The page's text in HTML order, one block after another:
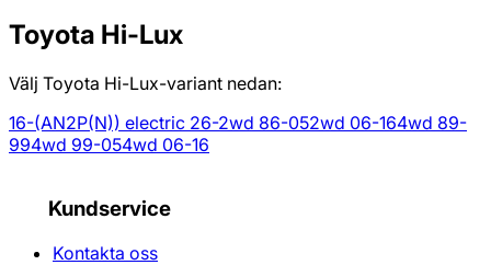
Toyota Hi-Lux
Välj Toyota Hi-Lux-variant nedan:
16-(AN2P(N)) electric 26-2wd 86-052wd 06-164wd 89-
994wd 99-054wd 06-16
Kundservice
Kontakta oss